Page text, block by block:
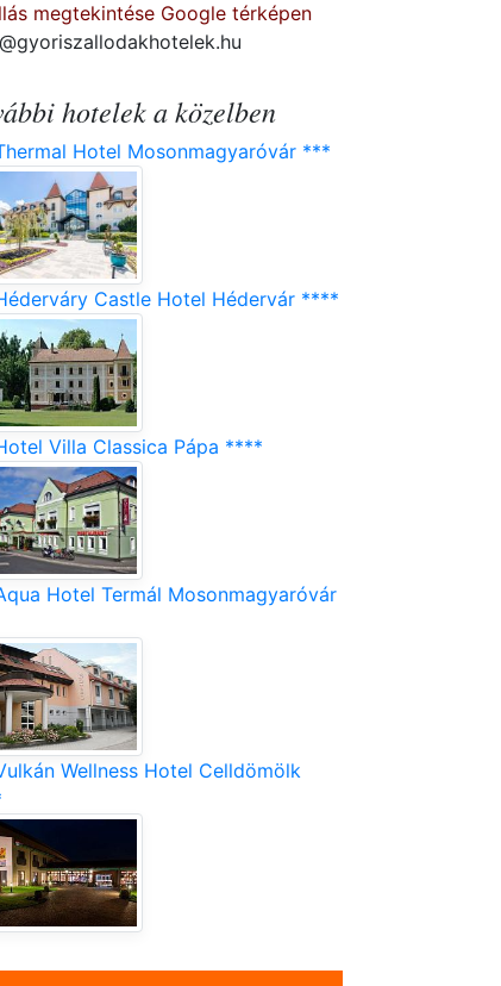
megtekintése Google térképen
hotelek a közelben
Hotel Mosonmagyaróvár ***
Castle Hotel Hédervár ****
Villa Classica Pápa ****
Hotel Termál Mosonmagyaróvár
Wellness Hotel Celldömölk